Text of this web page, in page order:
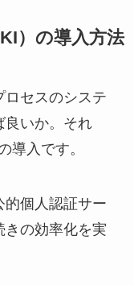
）の導入方法
ロセスのシステ
良いか。それ
導入です。
的個人認証サー
きの効率化を実